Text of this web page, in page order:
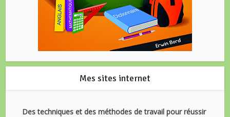
Mes sites internet
Des techniques et des méthodes de travail pour réussir